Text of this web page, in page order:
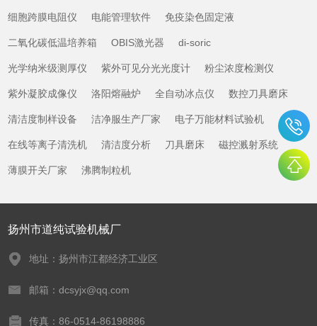
细胞跨膜电阻仪 电能管理软件 免疫染色固定液
二氧化碳低温培养箱 OBIS激光器 di-soric
光学纳米级测厚仪 紫外可见分光光度计 粉尘浓度检测仪
紫外凝胶成像仪 洛阳熔融炉 全自动冰点仪 数控刀具磨床
清洁度制样设备 洁净服生产厂家 电子万能材料试验机
在线等离子清洗机 清洁度分析 刀具磨床 磁控溅射系统
薄膜开关厂家 沸腾制粒机
扬州市道纯试验机械厂
地址：扬州市江都经济工业区
邮箱：dcsyjx@qq.com
传真：86-0514-86198886